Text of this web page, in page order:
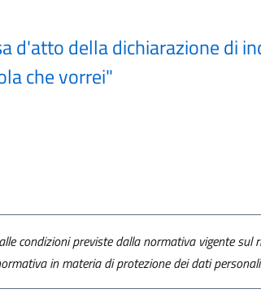
d'atto della dichiarazione di
che vorrei"
condizioni previste dalla normativa vigente
in materia di protezione dei dati